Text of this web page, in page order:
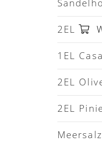
2EL
1EL
2EL
2EL